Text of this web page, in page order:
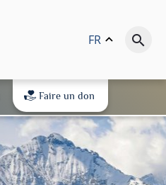
FR keyboard_arrow_up search
Faire un don